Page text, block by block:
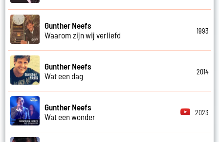
Gunther Neefs
Waarom zijn wij verliefd
1993
Gunther Neefs
Wat een dag
2014
Gunther Neefs
Wat een wonder
2023